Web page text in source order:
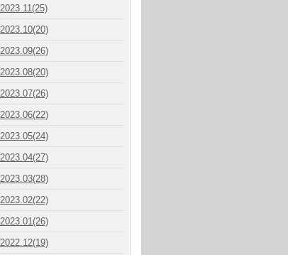
2023.11(25)
2023.10(20)
2023.09(26)
2023.08(20)
2023.07(26)
2023.06(22)
2023.05(24)
2023.04(27)
2023.03(28)
2023.02(22)
2023.01(26)
2022.12(19)